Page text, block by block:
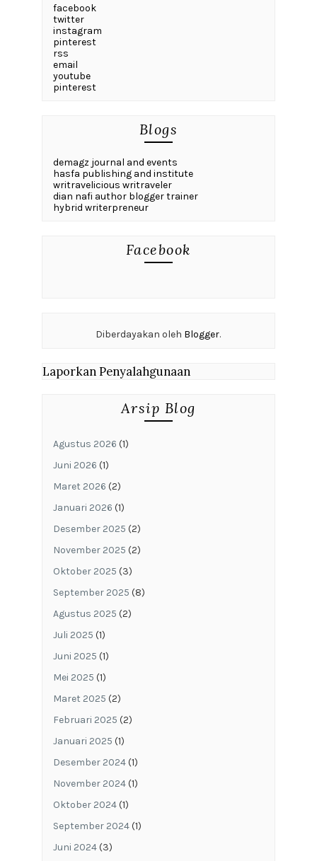
facebook
twitter
instagram
pinterest
rss
email
youtube
pinterest
Blogs
demagz journal and events
hasfa publishing and institute
writravelicious writraveler
dian nafi author blogger trainer
hybrid writerpreneur
Facebook
Diberdayakan oleh Blogger.
Laporkan Penyalahgunaan
Arsip Blog
Agustus 2026 (1)
Juni 2026 (1)
Maret 2026 (2)
Januari 2026 (1)
Desember 2025 (2)
November 2025 (2)
Oktober 2025 (3)
September 2025 (8)
Agustus 2025 (2)
Juli 2025 (1)
Juni 2025 (1)
Mei 2025 (1)
Maret 2025 (2)
Februari 2025 (2)
Januari 2025 (1)
Desember 2024(1)
November 2024(1)
Oktober 2024(1)
September 2024(1)
Juni 2024(3)